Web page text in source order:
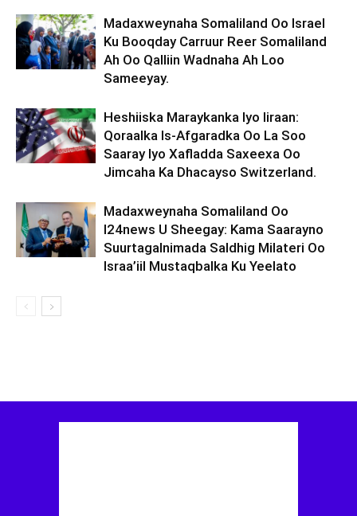
Madaxweynaha Somaliland Oo Israel
Ku Booqday Carruur Reer Somaliland
Ah Oo Qalliin Wadnaha Ah Loo
Sameeyay.
Heshiiska Maraykanka Iyo Iiraan:
Qoraalka Is-Afgaradka Oo La Soo
Saaray Iyo Xafladda Saxeexa Oo
Jimcaha Ka Dhacayso Switzerland.
Madaxweynaha Somaliland Oo
I24news U Sheegay: Kama Saarayno
Suurtagalnimada Saldhig Milateri Oo
Israa’iil Mustaqbalka Ku Yeelato